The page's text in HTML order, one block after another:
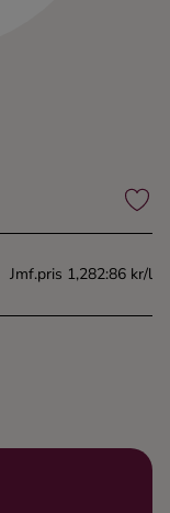
Jmf.pris 1,282:86 kr/l